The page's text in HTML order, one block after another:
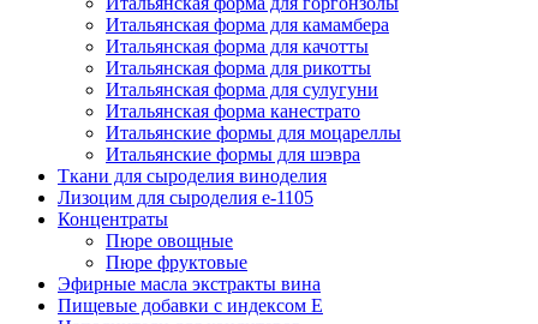
Итальянская форма для камамбера
Итальянская форма для качотты
Итальянская форма для рикотты
Итальянская форма для сулугуни
Итальянская форма канестрато
Итальянские формы для моцареллы
Итальянские формы для шэвра
Ткани для сыроделия виноделия
Лизоцим для сыроделия e-1105
Концентраты
Пюре овощные
Пюре фруктовые
Эфирные масла экстракты вина
Пищевые добавки с индексом Е